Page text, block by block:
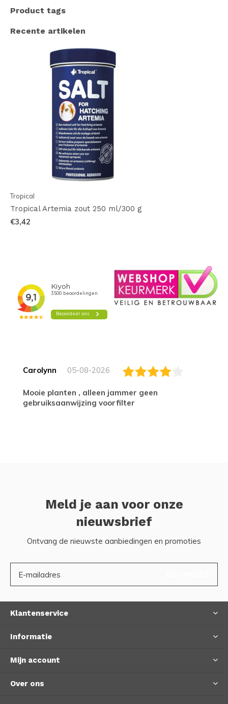
Product tags
Recente artikelen
Tropical
Tropical Artemia zout 250 ml/300 g
€3,42
Carolynn 05-08-2026
Mooie planten , alleen jammer geen
gebruiksaanwijzing voorfilter
Meld je aan voor onze
nieuwsbrief
Ontvang de nieuwste aanbiedingen en promoties
Klantenservice
Informatie
Mijn account
Over ons